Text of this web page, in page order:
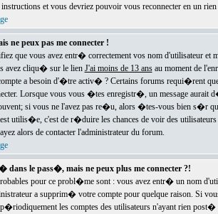
et vous devriez pouvoir vous reconnecter en un rien
ne peux pas me connecter !
que vous avez entr� correctement vos nom d'utilisateur
avez cliqu� sur le lien J'ai moins de 13 ansau moment de
a besoin d'�tre activ� ? Certains forums requi�rent
Lorsque vous vous �tes enregistr�, un message aurait
si vous ne l'avez pas re�u, alors �tes-vous bien s�r
utilis�e, c'est de r�duire les chances de voir des
alors de contacter l'administrateur du forum.
dans le pass�, mais ne peux plus me connecter ?!
pour ce probl�me sont : vous avez entr� un nom
a supprim� votre compte pour quelque raison. Si
les comptes des utilisateurs n'ayant rien